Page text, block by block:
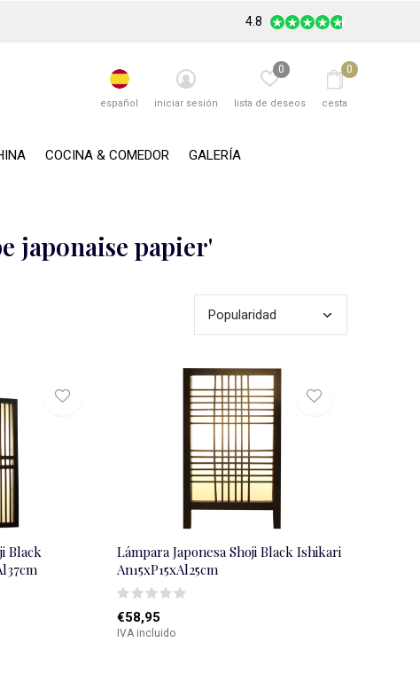
COCINA & COMEDOR GALERÍA
español iniciar sesión lista de deseos
0
cesta
0
4.8
japonaise papier'
Black
Lámpara Japonesa Shoji Black Ishikari
An15xP15xAl25cm
€58,95
IVA incluido